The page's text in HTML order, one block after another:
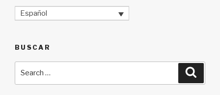
Español
BUSCAR